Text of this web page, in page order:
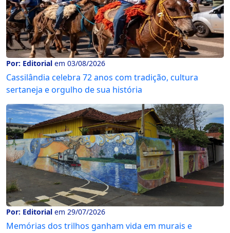
Por: Editorial em 03/08/2026
Cassilândia celebra 72 anos com tradição, cultura
sertaneja e orgulho de sua história
Por: Editorial em 29/07/2026
Memórias dos trilhos ganham vida em murais e